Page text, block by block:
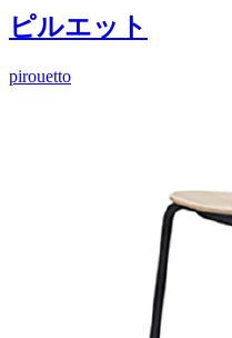
ピルエット
pirouetto